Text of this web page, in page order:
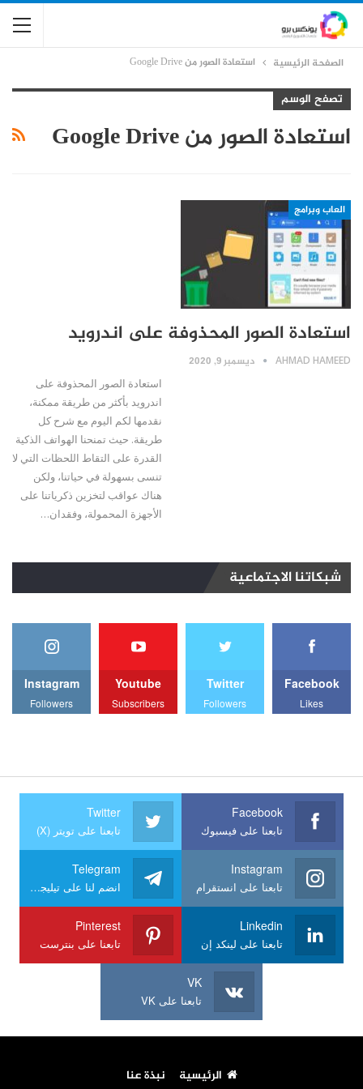
الصفحة الرئيسية استعادة الصور من Google Drive
تصفح الوسم
استعادة الصور من Google Drive
العاب وبرامج
استعادة الصور المحذوفة على اندرويد
AHMAD HAMEED ديسمبر 9, 2020
استعادة الصور المحذوفة على
اندرويد بأكثر من طريقة ممكنة،
نقدمها لكم اليوم مع شرح كل
طريقة. حيث تمنحنا الهواتف الذكية
القدرة على التقاط اللحظات التي لا
تنسى بسهولة في حياتنا، ولكن
هناك عواقب لتخزين ذكرياتنا على
الأجهزة المحمولة، وفقدان…
شبكاتنا الاجتماعية
Facebook
Likes
Twitter
Followers
Youtube
Subscribers
Instagram
Followers
Facebook
تابعنا على فيسبوك
Twitter
تابعنا على تويتر (X)
Instagram
تابعنا على انستقرام
Telegram
انضم لنا على تيليجرام
Linkedin
تابعنا على لينكد إن
Pinterest
تابعنا على بنترست
VK
تابعنا على VK
الرئيسية نبذة عنا